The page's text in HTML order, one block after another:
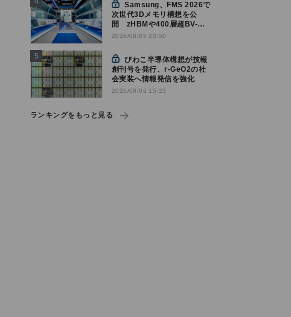
Samsung、FMS 2026で
次世代3Dメモリ構想を公
開 zHBMや400層超BV-
NANDを披露
2026/08/05 20:50
びわこ半導体構想が技報
創刊号を発行、r-GeO2の社
会実装へ情報発信を強化
2026/08/06 15:23
ランキングをもっと見る